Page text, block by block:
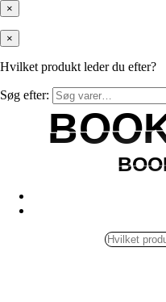
×
×
Hvilket produkt leder du efter?
Søg efter: